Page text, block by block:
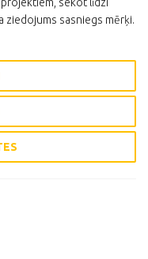
ziedojums sasniegs mērķi.